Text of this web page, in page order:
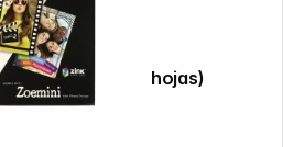
Canon ZP-2030 ZINK Papel 5 x 7,5cm (20 hojas)